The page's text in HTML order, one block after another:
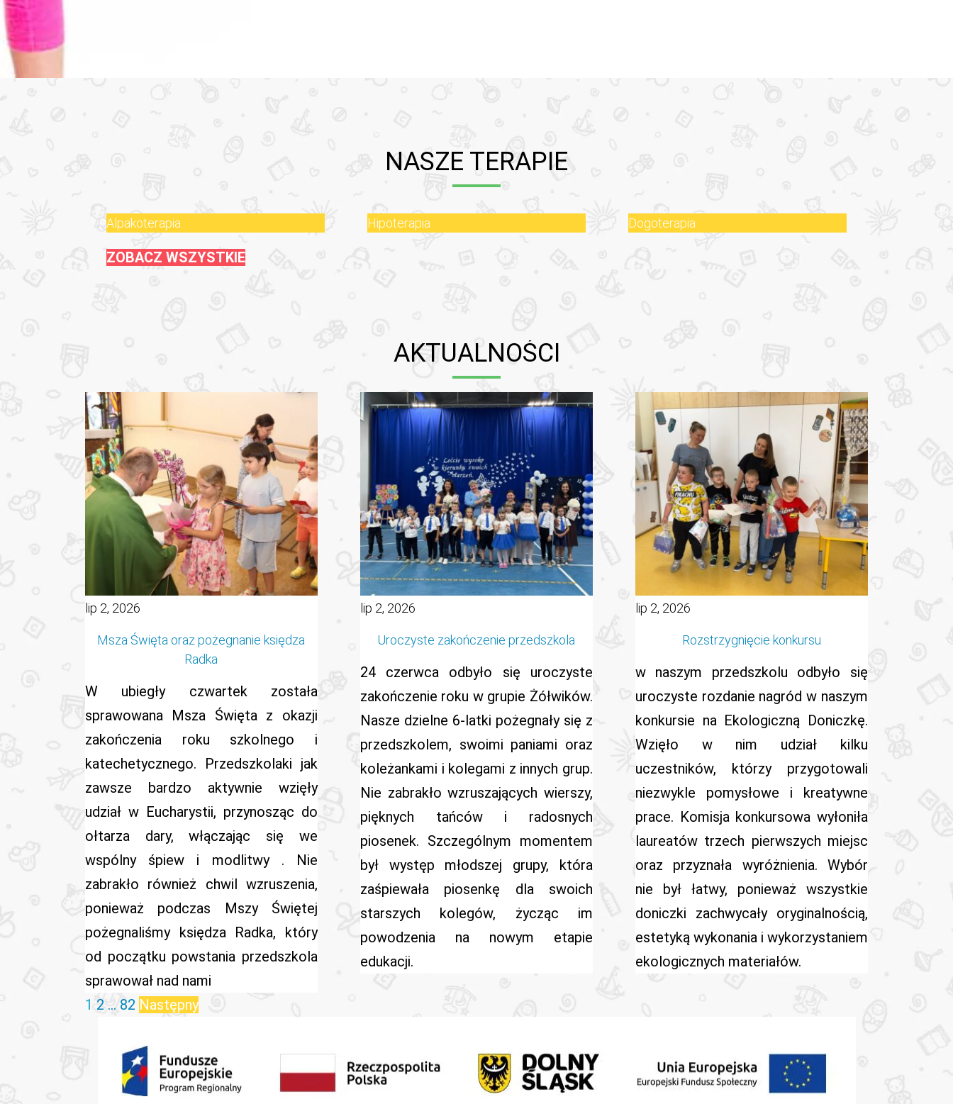
NASZE TERAPIE
Alpakoterapia Hipoterapia Dogoterapia
ZOBACZ WSZYSTKIE
AKTUALNOŚCI
lip 2, 2026
Msza Święta oraz pożegnanie księdza
Radka
W ubiegły czwartek została
sprawowana Msza Święta z okazji
zakończenia roku szkolnego i
katechetycznego. Przedszkolaki jak
zawsze bardzo aktywnie wzięły
udział w Eucharystii, przynosząc do
ołtarza dary, włączając się we
wspólny śpiew i modlitwy . Nie
zabrakło również chwil wzruszenia,
ponieważ podczas Mszy Świętej
pożegnaliśmy księdza Radka, który
od początku powstania przedszkola
sprawował nad nami
lip 2, 2026
Uroczyste zakończenie przedszkola
24 czerwca odbyło się uroczyste
zakończenie roku w grupie Żółwików.
Nasze dzielne 6-latki pożegnały się z
przedszkolem, swoimi paniami oraz
koleżankami i kolegami z innych grup.
Nie zabrakło wzruszających wierszy,
pięknych tańców i radosnych
piosenek. Szczególnym momentem
był występ młodszej grupy, która
zaśpiewała piosenkę dla swoich
starszych kolegów, życząc im
powodzenia na nowym etapie
edukacji.
lip 2, 2026
Rozstrzygnięcie konkursu
w naszym przedszkolu odbyło się
uroczyste rozdanie nagród w naszym
konkursie na Ekologiczną Doniczkę.
Wzięło w nim udział kilku
uczestników, którzy przygotowali
niezwykle pomysłowe i kreatywne
prace. Komisja konkursowa wyłoniła
laureatów trzech pierwszych miejsc
oraz przyznała wyróżnienia. Wybór
nie był łatwy, ponieważ wszystkie
doniczki zachwycały oryginalnością,
estetyką wykonania i wykorzystaniem
ekologicznych materiałów.
Stronicowanie
1 2 … 82 Następny